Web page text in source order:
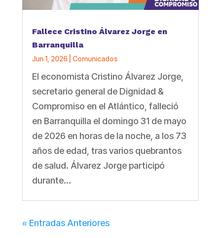
Fallece Cristino Álvarez Jorge en
Barranquilla
Jun 1, 2026 Comunicados
El economista Cristino Álvarez Jorge,
secretario general de Dignidad &
Compromiso en el Atlántico, falleció
en Barranquilla el domingo 31 de mayo
de 2026 en horas de la noche, a los 73
años de edad, tras varios quebrantos
de salud. Álvarez Jorge participó
durante...
« Entradas Anteriores